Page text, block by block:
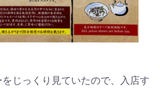
じっくり見ていたので、入店す